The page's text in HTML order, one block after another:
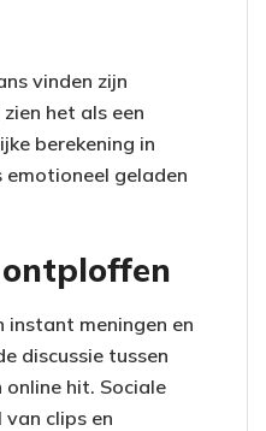
vinden zijn
het als een
berekening in
emotioneel geladen
instant meningen en
discussie tussen
online hit. Sociale
clips en